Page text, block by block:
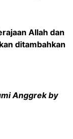
Allah dan
ditambahkan
Anggrek by